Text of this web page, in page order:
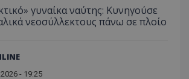
γυναίκα ναύτης: Κυνηγούσε
νεοσύλλεκτους πάνω σε πλοίο
- 19:25